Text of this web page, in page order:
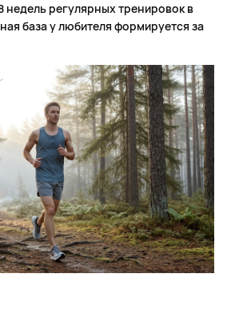
недель регулярных тренировок в
база у любителя формируется за